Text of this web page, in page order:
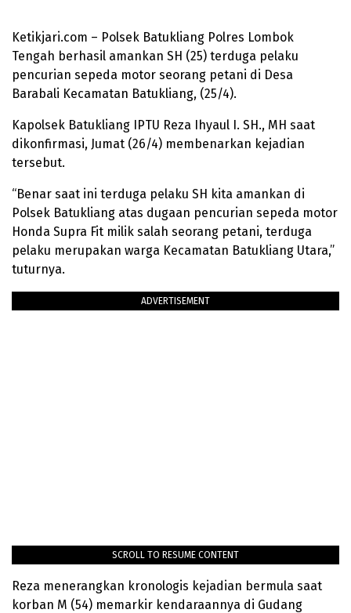
Ketikjari.com – Polsek Batukliang Polres Lombok
Tengah berhasil amankan SH (25) terduga pelaku
pencurian sepeda motor seorang petani di Desa
Barabali Kecamatan Batukliang, (25/4).
Kapolsek Batukliang IPTU Reza Ihyaul I. SH., MH saat
dikonfirmasi, Jumat (26/4) membenarkan kejadian
tersebut.
“Benar saat ini terduga pelaku SH kita amankan di
Polsek Batukliang atas dugaan pencurian sepeda motor
Honda Supra Fit milik salah seorang petani, terduga
pelaku merupakan warga Kecamatan Batukliang Utara,”
tuturnya.
ADVERTISEMENT
SCROLL TO RESUME CONTENT
Reza menerangkan kronologis kejadian bermula saat
korban M (54) memarkir kendaraannya di Gudang